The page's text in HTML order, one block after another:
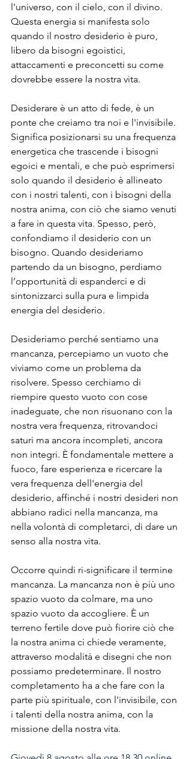
l'universo, con il cielo, con il divino.
Questa energia si manifesta solo
quando il nostro desiderio è puro,
libero da bisogni egoistici,
attaccamenti e preconcetti su come
dovrebbe essere la nostra vita.
Desiderare è un atto di fede, è un
ponte che creiamo tra noi e l'invisibile.
Significa posizionarsi su una frequenza
energetica che trascende i bisogni
egoici e mentali, e che può esprimersi
solo quando il desiderio è allineato
con i nostri talenti, con i bisogni della
nostra anima, con ciò che siamo venuti
a fare in questa vita. Spesso, però,
confondiamo il desiderio con un
bisogno. Quando desideriamo
partendo da un bisogno, perdiamo
l’opportunità di espanderci e di
sintonizzarci sulla pura e limpida
energia del desiderio.
Desideriamo perché sentiamo una
mancanza, percepiamo un vuoto che
viviamo come un problema da
risolvere. Spesso cerchiamo di
riempire questo vuoto con cose
inadeguate, che non risuonano con la
nostra vera frequenza, ritrovandoci
saturi ma ancora incompleti, ancora
non integri. È fondamentale mettere a
fuoco, fare esperienza e ricercare la
vera frequenza dell'energia del
desiderio, affinché i nostri desideri non
abbiano radici nella mancanza, ma
nella volontà di completarci, di dare un
senso alla nostra vita.
Occorre quindi ri-significare il termine
mancanza. La mancanza non è più uno
spazio vuoto da colmare, ma uno
spazio vuoto da accogliere. È un
terreno fertile dove può fiorire ciò che
la nostra anima ci chiede veramente,
attraverso modalità e disegni che non
possiamo predeterminare. Il nostro
completamento ha a che fare con la
parte più spirituale, con l'invisibile, con
i talenti della nostra anima, con la
missione della nostra vita.